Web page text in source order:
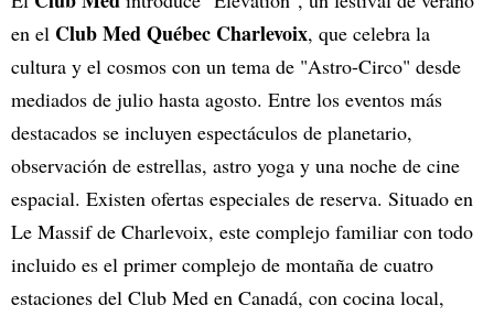
en el Club Med Québec Charlevoix, que celebra la
cultura y el cosmos con un tema de "Astro-Circo" desde
mediados de julio hasta agosto. Entre los eventos más
destacados se incluyen espectáculos de planetario,
observación de estrellas, astro yoga y una noche de cine
espacial. Existen ofertas especiales de reserva. Situado en
Le Massif de Charlevoix, este complejo familiar con todo
incluido es el primer complejo de montaña de cuatro
estaciones del Club Med en Canadá, con cocina local,